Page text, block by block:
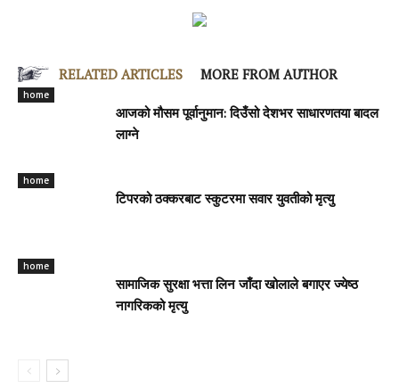
RELATED ARTICLES MORE FROM AUTHOR
home
आजको मौसम पूर्वानुमान: दिउँसो देशभर साधारणतया बादल
लाग्ने
home
टिपरको ठक्करबाट स्कुटरमा सवार युवतीको मृत्यु
home
सामाजिक सुरक्षा भत्ता लिन जाँदा खोलाले बगाएर ज्येष्ठ
नागरिकको मृत्यु